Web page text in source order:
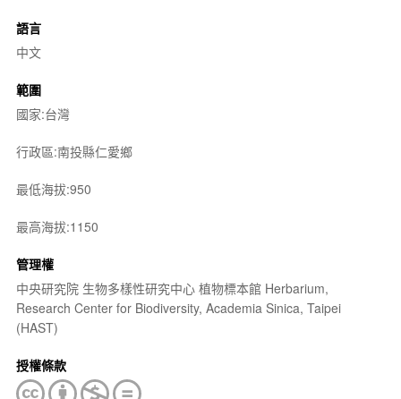
語言
中文
範圍
國家:台灣
行政區:南投縣仁愛鄉
最低海拔:950
最高海拔:1150
管理權
中央研究院 生物多樣性研究中心 植物標本館 Herbarium,
Research Center for Biodiversity, Academia Sinica, Taipei
(HAST)
授權條款